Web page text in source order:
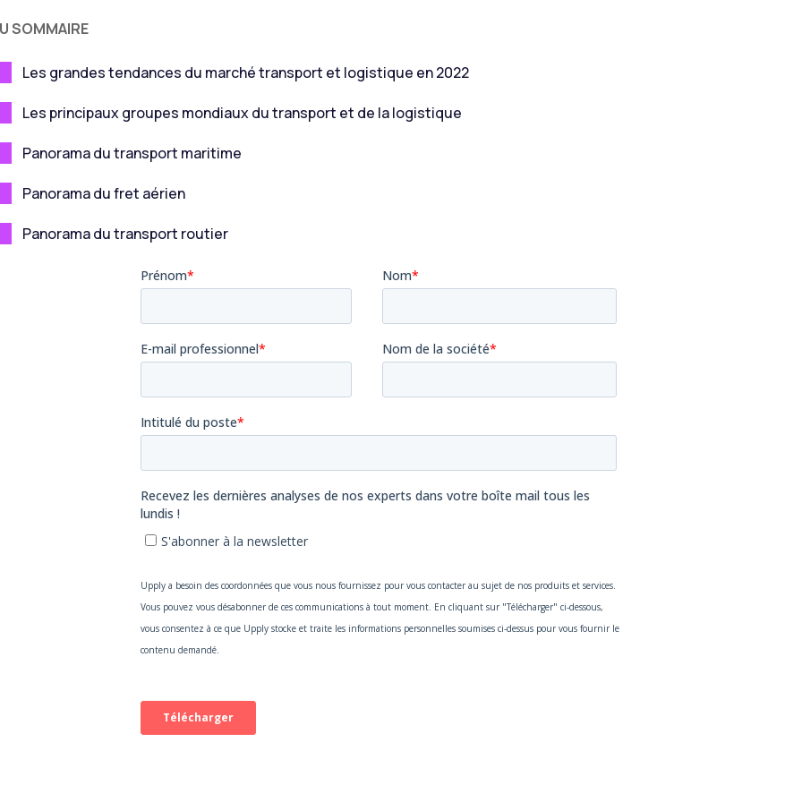
SOMMAIRE
Les grandes tendances du marché transport et logistique en 2022
Les principaux groupes mondiaux du transport et de la logistique
Panorama du transport maritime
Panorama du fret aérien
Panorama du transport routier